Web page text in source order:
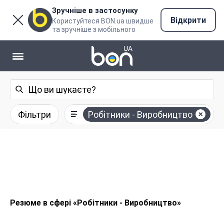
Зручніше в застосунку
Користуйтеся BON.ua швидше
та зручніше з мобільного
Відкрити
Фільтри Робітники - Виробництво
Резюме в сфері «Робітники - Виробництво»